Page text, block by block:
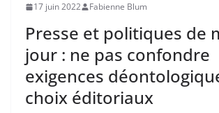
17 juin 2022 Fabienne Blum
Presse et politiques de
jour : ne pas confondre
exigences
choix éditoriaux